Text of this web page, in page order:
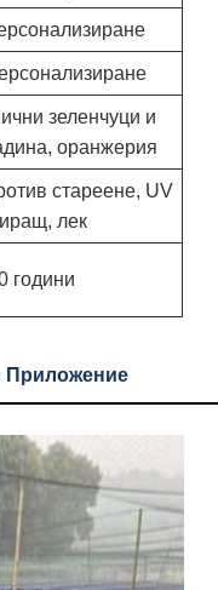
зеленчуци и
оранжерия
стареене, UV
лек
години
Приложение